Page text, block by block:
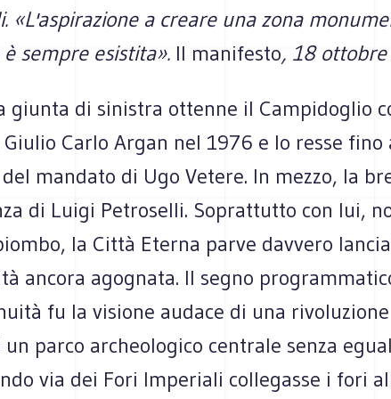
«L'aspirazione a creare una zona
sempre esistita». Il manifesto, 18
giunta di sinistra ottenne il Campidoglio
Carlo Argan nel 1976 e lo resse fino
mandato di Ugo Vetere. In mezzo, la
di Luigi Petroselli. Soprattutto con lui,
la Città Eterna parve davvero
ancora agognata. Il segno
fu la visione audace di una
un parco archeologico centrale senza
via dei Fori Imperiali collegasse i fori